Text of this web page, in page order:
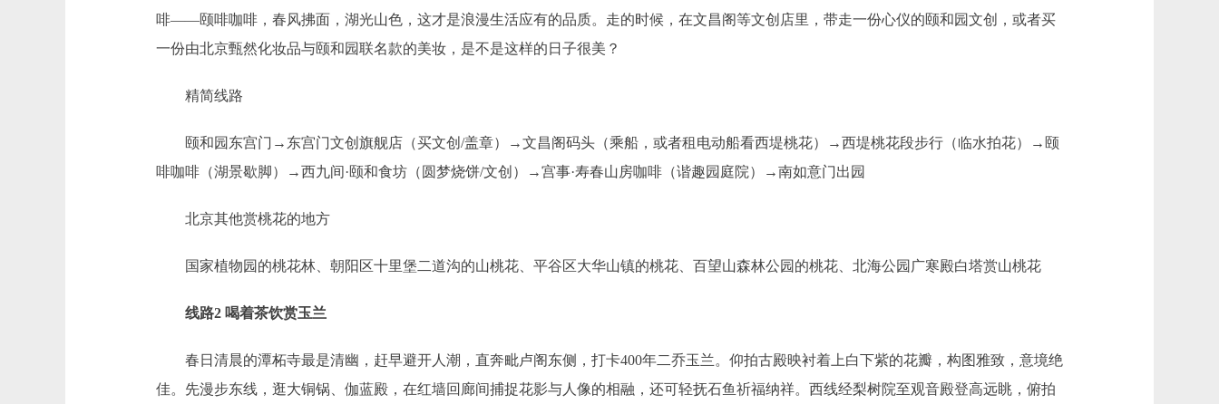
啡——颐啡咖啡，春风拂面，湖光山色，这才是浪漫生活应有的品质。走的时候，在文昌阁等文创店里，带走一份心仪的颐和园文创，或者买
一份由北京甄然化妆品与颐和园联名款的美妆，是不是这样的日子很美？
精简线路
颐和园东宫门→东宫门文创旗舰店（买文创/盖章）→文昌阁码头（乘船，或者租电动船看西堤桃花）→西堤桃花段步行（临水拍花）→颐
啡咖啡（湖景歇脚）→西九间·颐和食坊（圆梦烧饼/文创）→宫事·寿春山房咖啡（谐趣园庭院）→南如意门出园
北京其他赏桃花的地方
国家植物园的桃花林、朝阳区十里堡二道沟的山桃花、平谷区大华山镇的桃花、百望山森林公园的桃花、北海公园广寒殿白塔赏山桃花
线路2 喝着茶饮赏玉兰
春日清晨的潭柘寺最是清幽，赶早避开人潮，直奔毗卢阁东侧，打卡400年二乔玉兰。仰拍古殿映衬着上白下紫的花瓣，构图雅致，意境绝
佳。先漫步东线，逛大铜锅、伽蓝殿，在红墙回廊间捕捉花影与人像的相融，还可轻抚石鱼祈福纳祥。西线经梨树院至观音殿登高远眺，俯拍